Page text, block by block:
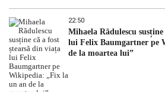
22:50
Mihaela Rădulescu
lui Felix Baumgartner pe
de la moartea lui”